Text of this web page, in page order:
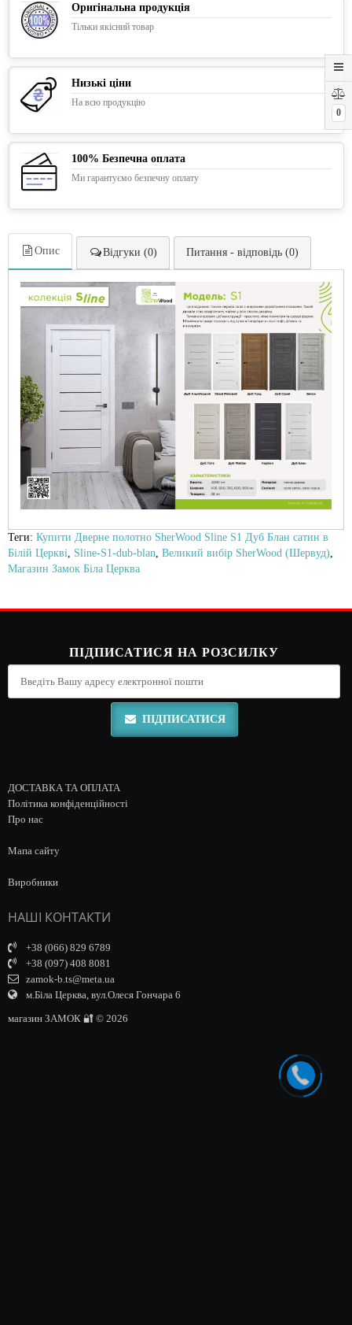
0
Оригінальна продукція
Тільки якісний товар
Низькі ціни
На всю продукцію
100% Безпечна оплата
Ми гарантуємо безпечну оплату
Опис Відгуки (0) Питання - відповідь (0)
Теги: Купити Дверне полотно SherWood Sline S1 Дуб Блан сатин в
Білій Церкві, Sline-S1-dub-blan, Великий вибір SherWood (Шервуд),
Магазин Замок Біла Церква
ПІДПИСАТИСЯ НА РОЗСИЛКУ
ПІДПИСАТИСЯ
ДОСТАВКА ТА ОПЛАТА
Політика конфіденційності
Про нас
Мапа сайту
Виробники
НАШІ КОНТАКТИ
+38 (066) 829 6789
+38 (097) 408 8081
zamok-b.ts@meta.ua
м.Біла Церква, вул.Олеся Гончара 6
магазин ЗАМОК 🔐 © 2026